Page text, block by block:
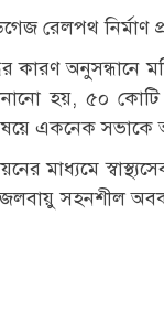
রেলপথ
কারণ অনুসন্ধানে
হয়, ৫০
একনেক সভাকে
মাধ্যমে
সহনশীল